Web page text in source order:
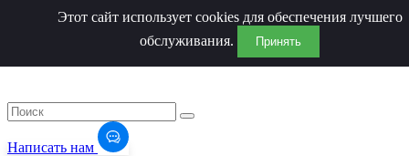
Написать нам
Этот сайт использует cookies для обеспечения лучшего
обслуживания.
Принять